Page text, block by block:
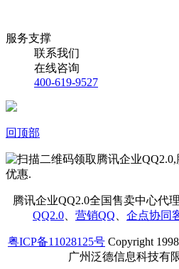
服务支撑
联系我们
在线咨询
400-619-9527
回顶部
腾讯企业QQ2.0全国售卖中心代
QQ2.0
营销QQ 企点协同
粤ICP备11028125号 Copyright
广州泛德信息科技有